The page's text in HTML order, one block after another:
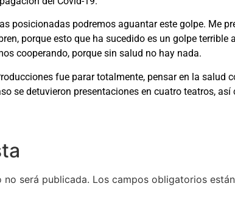
posicionadas podremos aguantar este golpe. Me
porque esto que ha sucedido es un golpe terrible
cooperando, porque sin salud no hay nada.
fue parar totalmente, pensar en la salud
se detuvieron presentaciones en cuatro teatros,
será publicada. Los campos obligatorios